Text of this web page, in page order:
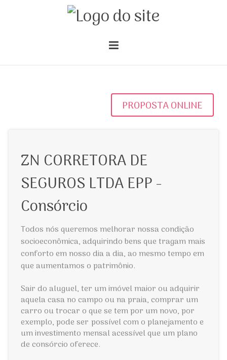
PROPOSTA ONLINE
ZN CORRETORA DE
SEGUROS LTDA EPP -
Consórcio
Todos nós queremos melhorar nossa condição
socioeconômica, adquirindo bens que tragam mais
conforto em nosso dia a dia, ao mesmo tempo em
que aumentamos o patrimônio.
Sair do aluguel, ter um imóvel maior ou adquirir
aquela casa no campo ou na praia, comprar um
carro ou trocar o que se tem por um novo, por
exemplo, pode ser possível com o planejamento e
um investimento mensal acessível que um plano
de consórcio oferece.